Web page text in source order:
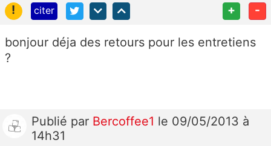
!
citer + -
bonjour déja des retours pour les entretiens
?
Publié par Bercoffee1 le 09/05/2013 à
14h31